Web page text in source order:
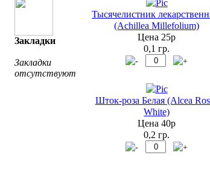
Закладки
Закладки
отсутствуют
Тысячелистник
(Achillea Millefolium)
Цена 25р
0,1 гр.
Шток-роза Белая (Alcea
White)
Цена 40р
0,2 гр.